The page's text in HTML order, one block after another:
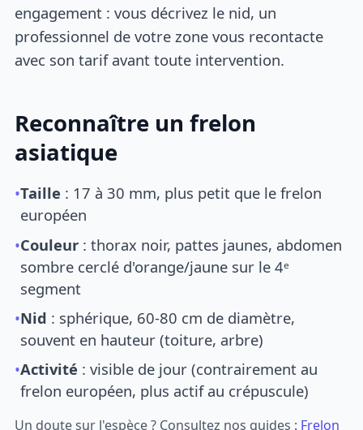
engagement : vous décrivez le nid, un
professionnel de votre zone vous recontacte
avec son tarif avant toute intervention.
Reconnaître un frelon
asiatique
•Taille : 17 à 30 mm, plus petit que le frelon
européen
•Couleur : thorax noir, pattes jaunes, abdomen
sombre cerclé d'orange/jaune sur le 4ᵉ
segment
•Nid : sphérique, 60-80 cm de diamètre,
souvent en hauteur (toiture, arbre)
•Activité : visible de jour (contrairement au
frelon européen, plus actif au crépuscule)
Un doute sur l'espèce ? Consultez nos guides : Frelon